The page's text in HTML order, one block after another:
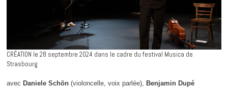
CRÉATION le 28 septembre 2024 dans le cadre du festival Musica de
Strasbourg
avec Daniele Schön (violoncelle, voix parlée), Benjamin Dupé